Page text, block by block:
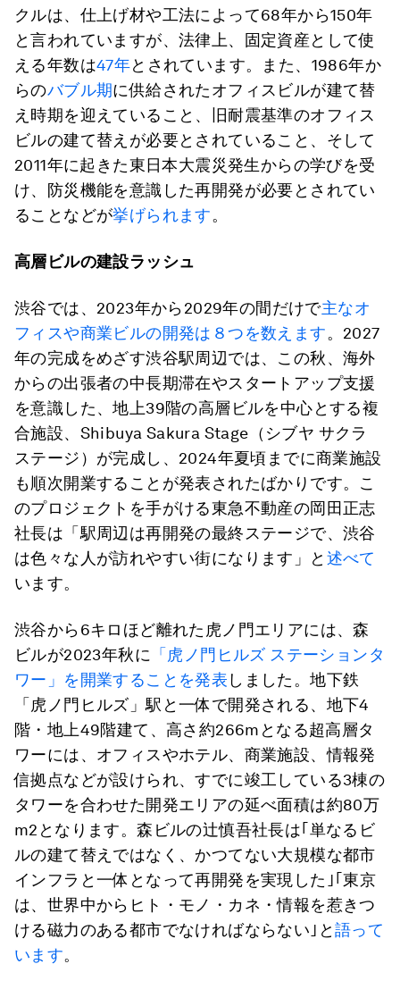
クルは、仕上げ材や工法によって68年から150年
と言われていますが、法律上、固定資産として使
える年数は47年とされています。また、1986年か
らのバブル期に供給されたオフィスビルが建て替
え時期を迎えていること、旧耐震基準のオフィス
ビルの建て替えが必要とされていること、そして
2011年に起きた東日本大震災発生からの学びを受
け、防災機能を意識した再開発が必要とされてい
ることなどが挙げられます。
高層ビルの建設ラッシュ
渋谷では、2023年から2029年の間だけで主なオ
フィスや商業ビルの開発は８つを数えます。2027
年の完成をめざす渋谷駅周辺では、この秋、海外
からの出張者の中長期滞在やスタートアップ支援
を意識した、地上39階の高層ビルを中心とする複
合施設、Shibuya Sakura Stage（シブヤ サクラ
ステージ）が完成し、2024年夏頃までに商業施設
も順次開業することが発表されたばかりです。こ
のプロジェクトを手がける東急不動産の岡田正志
社長は「駅周辺は再開発の最終ステージで、渋谷
は色々な人が訪れやすい街になります」と 述べて
います。
渋谷から6キロほど離れた虎ノ門エリアには、森
ビルが2023年秋に 「虎ノ門ヒルズ ステーションタ
ワー」を開業することを発表 しました。地下鉄
「虎ノ門ヒルズ」駅と一体で開発される、地下4
階・地上49階建て、高さ約266mとなる超高層タ
ワーには、オフィスやホテル、商業施設、情報発
信拠点などが設けられ、すでに竣工している3棟の
タワーを合わせた開発エリアの延べ面積は約80万
m2となります。森ビルの辻慎吾社長は｢単なるビ
ルの建て替えではなく、かつてない大規模な都市
インフラと一体となって再開発を実現した｣｢東京
は、世界中からヒト・モノ・カネ・情報を惹きつ
ける磁力のある都市でなければならない｣と語って
います。